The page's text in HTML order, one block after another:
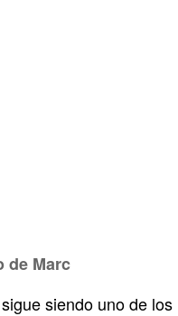
de Marc
siendo uno de los